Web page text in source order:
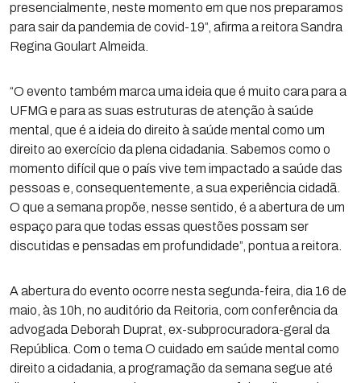
presencialmente, neste momento em que nos preparamos
para sair da pandemia de covid-19”, afirma a reitora Sandra
Regina Goulart Almeida.
“O evento também marca uma ideia que é muito cara para a
UFMG e para as suas estruturas de atenção à saúde
mental, que é a ideia do direito à saúde mental como um
direito ao exercício da plena cidadania. Sabemos como o
momento difícil que o país vive tem impactado a saúde das
pessoas e, consequentemente, a sua experiência cidadã.
O que a semana propõe, nesse sentido, é a abertura de um
espaço para que todas essas questões possam ser
discutidas e pensadas em profundidade”, pontua a reitora.
A abertura do evento ocorre nesta segunda-feira, dia 16 de
maio, às 10h, no auditório da Reitoria, com conferência da
advogada Deborah Duprat, ex-subprocuradora-geral da
República. Com o tema O cuidado em saúde mental como
direito a cidadania, a programação da semana segue até